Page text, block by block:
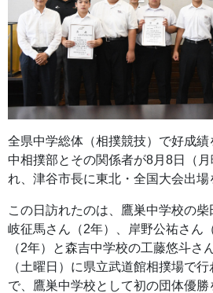
全県中学総体（相撲競技）で好成
中相撲部とその関係者が8月8日（
れ、津谷市長に東北・全国大会出場
この日訪れたのは、鷹巣中学校の
岐征馬さん（2年）、岸野公祐さん
（2年）と森吉中学校の工藤悠斗さ
（土曜日）に県立武道館相撲場で
で、鷹巣中学校として初の団体優勝